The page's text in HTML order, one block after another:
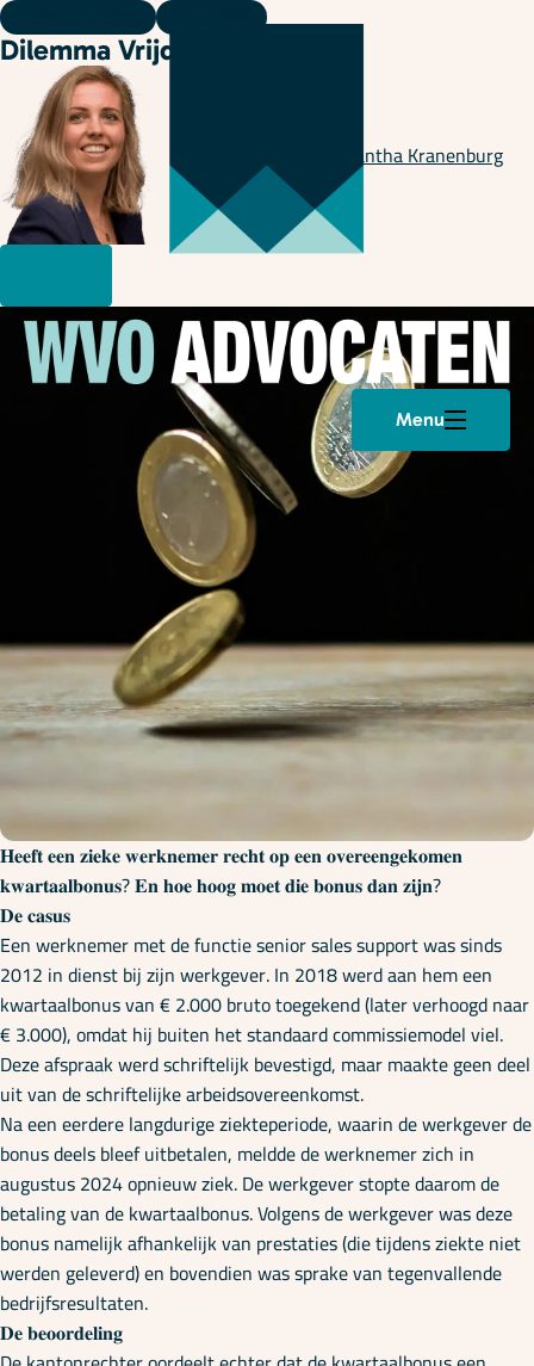
Menu
Onze specialisaties
Kennisbank
Cursussen
Podcasts
Over ons
Plan een afspraak
Dilemma Vrijdag 😎
Samantha Kranenburg
𝐇𝐞𝐞𝐟𝐭 𝐞𝐞𝐧 𝐳𝐢𝐞𝐤𝐞 𝐰𝐞𝐫𝐤𝐧𝐞𝐦𝐞𝐫 𝐫𝐞𝐜𝐡𝐭 𝐨𝐩 𝐞𝐞𝐧 𝐨𝐯𝐞𝐫𝐞𝐞𝐧𝐠𝐞𝐤𝐨𝐦𝐞𝐧
𝐤𝐰𝐚𝐫𝐭𝐚𝐚𝐥𝐛𝐨𝐧𝐮𝐬? 𝐄𝐧 𝐡𝐨𝐞 𝐡𝐨𝐨𝐠 𝐦𝐨𝐞𝐭 𝐝𝐢𝐞 𝐛𝐨𝐧𝐮𝐬 𝐝𝐚𝐧 𝐳𝐢𝐣𝐧?
𝐃𝐞 𝐜𝐚𝐬𝐮𝐬
Een werknemer met de functie senior sales support was sinds
2012 in dienst bij zijn werkgever. In 2018 werd aan hem een
kwartaalbonus van € 2.000 bruto toegekend (later verhoogd naar
€ 3.000), omdat hij buiten het standaard commissiemodel viel.
Deze afspraak werd schriftelijk bevestigd, maar maakte geen deel
uit van de schriftelijke arbeidsovereenkomst.
Na een eerdere langdurige ziekteperiode, waarin de werkgever de
bonus deels bleef uitbetalen, meldde de werknemer zich in
augustus 2024 opnieuw ziek. De werkgever stopte daarom de
betaling van de kwartaalbonus. Volgens de werkgever was deze
bonus namelijk afhankelijk van prestaties (die tijdens ziekte niet
werden geleverd) en bovendien was sprake van tegenvallende
bedrijfsresultaten.
𝐃𝐞 𝐛𝐞𝐨𝐨𝐫𝐝𝐞𝐥𝐢𝐧𝐠